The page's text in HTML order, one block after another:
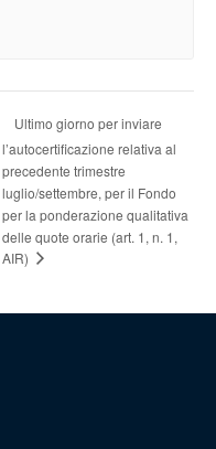
Ultimo giorno per inviare
l’autocertificazione relativa al
precedente trimestre
luglio/settembre, per il Fondo
per la ponderazione qualitativa
delle quote orarie (art. 1, n. 1,
AIR)